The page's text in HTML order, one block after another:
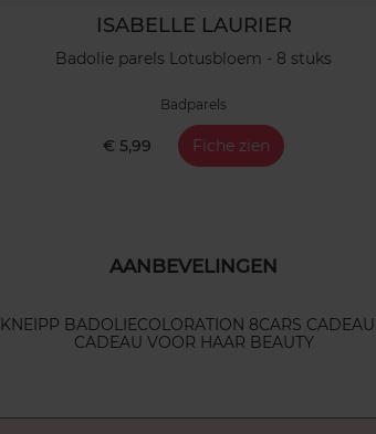
ISABELLE LAURIER
Badolie parels Lotusbloem - 8 stuks
Badparels
€ 5,99 Fiche zien
AANBEVELINGEN
KNEIPP BADOLIECOLORATION 8CARS CADEAU
CADEAU VOOR HAAR BEAUTY